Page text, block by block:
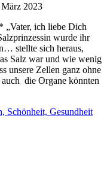
März 2023
ich liebe Dich
wurde ihr
stellte sich heraus,
Salz war und wie wenig
unsere Zellen ganz ohne
die Organe könnten
Schönheit, Gesundheit